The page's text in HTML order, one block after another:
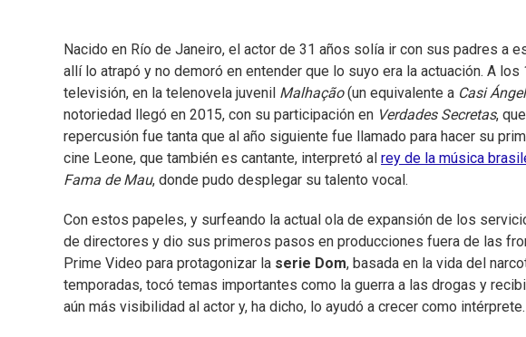
Nacido en Río de Janeiro, el actor de 31 años solía ir con sus padres a
allí lo atrapó y no demoró en entender que lo suyo era la actuación. A
televisión, en la telenovela juvenil Malhação(un equivalente a Casi
notoriedad llegó en 2015, con su participación en Verdades Secretas,
repercusión fue tanta que al año siguiente fue llamado para hacer su
cine Leone, que también es cantante, interpretó al rey de la música
Fama de Mau, donde pudo desplegar su talento vocal.
Con estos papeles, y surfeando la actual ola de expansión de los
de directores y dio sus primeros pasos en producciones fuera de las
Prime Video para protagonizar la serie Dom, basada en la vida del
temporadas, tocó temas importantes como la guerra a las drogas y
aún más visibilidad al actor y, ha dicho, lo ayudó a crecer como intérprete.